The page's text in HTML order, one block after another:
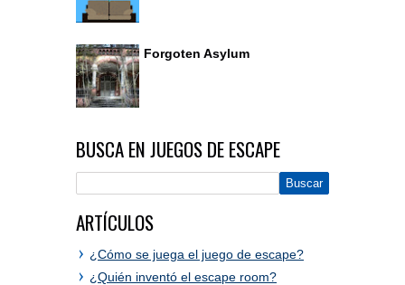
Forgoten Asylum
BUSCA EN JUEGOS DE ESCAPE
ARTÍCULOS
¿Cómo se juega el juego de escape?
¿Quién inventó el escape room?